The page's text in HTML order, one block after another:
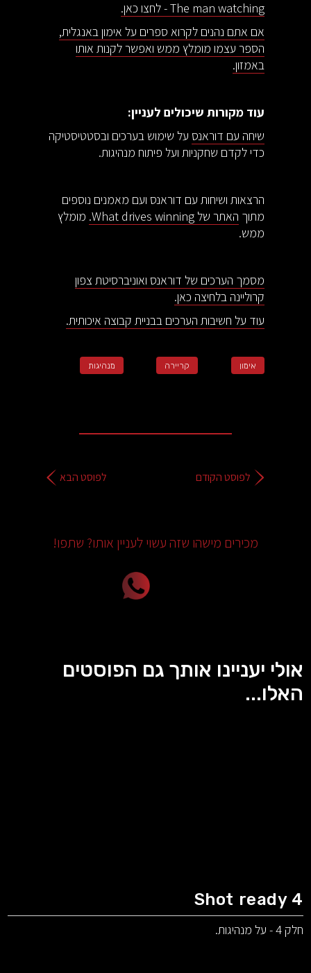
The man watching - לחצו כאן.
אם אתם נהנים לקרוא ספרים על אימון באנגלית,
הספר עצמו מומלץ ממש ואפשר לקנות אותו
באמזון.
עוד מקורות שיכולים לעניין:
שיחה עם דוראנס על שימוש בערכים ובסטטיסטיקה
כדי לקדם שחקניות ועל פיתוח מנהיגות.
הרצאות ושיחות עם דוראנס ועם מאמנים נוספים
מתוך האתר של What drives winning.
מומלץ
ממש.
מסמך הערכים של דוראנס ואוניברסיטת צפון
קרוליינה בלחיצה כאן.
עוד על חשיבות הערכים בבניית קבוצה איכותית.
אימון קריירה מנהיגות
לפוסט הקודם לפוסט הבא
מכירים מישהו שזה עשוי לעניין אותו? שתפו!
אולי יעניינו אותך גם הפוסטים
האלו...
Shot ready 4
חלק 4 - על מנהיגות.